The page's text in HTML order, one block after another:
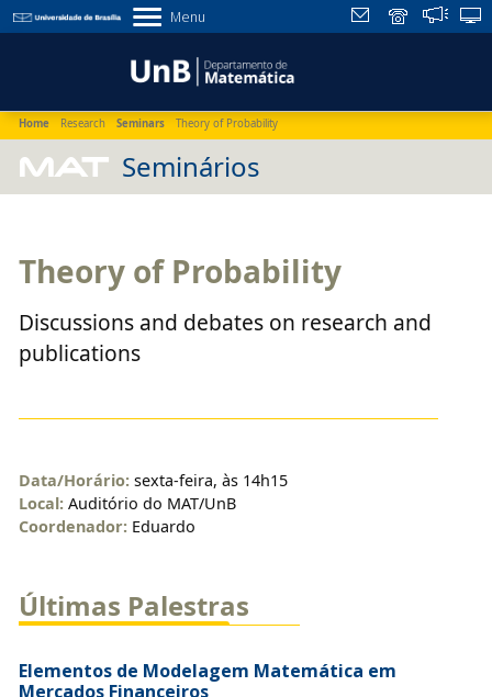
Menu
Home Research Seminars Theory of Probability
MAT Seminários
Theory of Probability
Discussions and debates on research and
publications
Data/Horário: sexta-feira, às 14h15
Local: Auditório do MAT/UnB
Coordenador: Eduardo
Últimas Palestras
Elementos de Modelagem Matemática em
Mercados Financeiros